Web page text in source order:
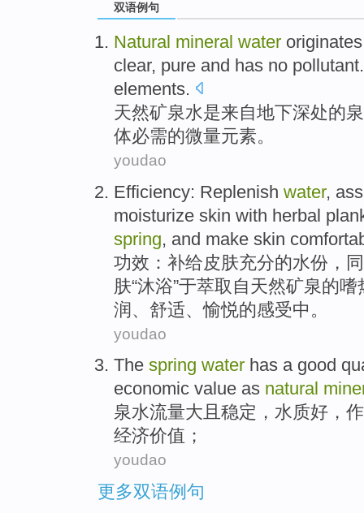
双语例句
Natural mineral water originates
clear, pure and has no pollutant
elements.
天然矿泉水是来自地下深处的
体必需的微量元素。
youdao
Efficiency: Replenish water,
moisturize skin with herbal
spring, and make skin
功效 ： 补给皮肤充分的水份，
肤“沐浴”于萃取自天然矿泉的嗜
润、 舒适、愉悦的感受中。
youdao
The spring water has a good
economic value as natural
泉水流量大且稳定， 水质好 ，
经济价值 ；
youdao
更多双语例句